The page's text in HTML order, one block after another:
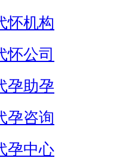
怀机构
怀公司
孕助孕
孕咨询
孕中心